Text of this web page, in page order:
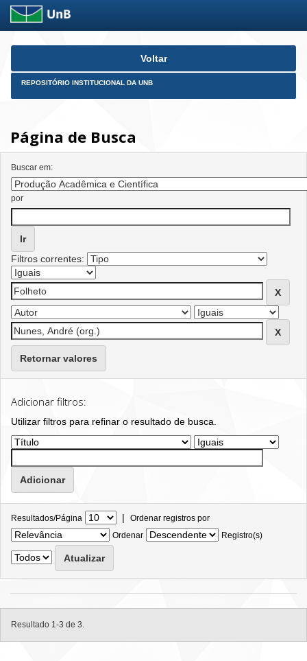
Skip
Voltar
REPOSITÓRIO INSTITUCIONAL DA UNB
Página de Busca
Buscar em:
por
Filtros correntes:
Retornar valores
Adicionar filtros:
Utilizar filtros para refinar o resultado de busca.
Resultados/Página | Ordenar registros por
Ordenar
Registro(s)
Resultado 1-3 de 3.